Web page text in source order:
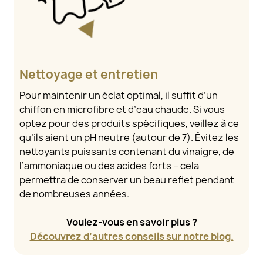
Nettoyage et entretien
Pour maintenir un éclat optimal, il suffit d’un
chiffon en microfibre et d’eau chaude. Si vous
optez pour des produits spécifiques, veillez à ce
qu’ils aient un pH neutre (autour de 7). Évitez les
nettoyants puissants contenant du vinaigre, de
l’ammoniaque ou des acides forts – cela
permettra de conserver un beau reflet pendant
de nombreuses années.
Voulez-vous en savoir plus ?
Découvrez d’autres conseils sur notre blog.